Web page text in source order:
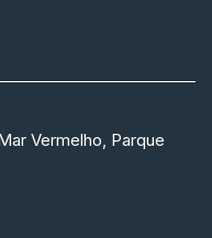
Vermelho, Parque